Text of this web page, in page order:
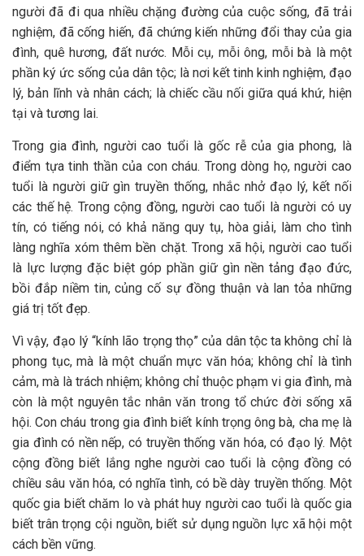
người đã đi qua nhiều chặng đường của cuộc sống, đã trải
nghiệm, đã cống hiến, đã chứng kiến những đổi thay của gia
đình, quê hương, đất nước. Mỗi cụ, mỗi ông, mỗi bà là một
phần ký ức sống của dân tộc; là nơi kết tinh kinh nghiệm, đạo
lý, bản lĩnh và nhân cách; là chiếc cầu nối giữa quá khứ, hiện
tại và tương lai.
Trong gia đình, người cao tuổi là gốc rễ của gia phong, là
điểm tựa tinh thần của con cháu. Trong dòng họ, người cao
tuổi là người giữ gìn truyền thống, nhắc nhở đạo lý, kết nối
các thế hệ. Trong cộng đồng, người cao tuổi là người có uy
tín, có tiếng nói, có khả năng quy tụ, hòa giải, làm cho tình
làng nghĩa xóm thêm bền chặt. Trong xã hội, người cao tuổi
là lực lượng đặc biệt góp phần giữ gìn nền tảng đạo đức,
bồi đắp niềm tin, củng cố sự đồng thuận và lan tỏa những
giá trị tốt đẹp.
Vì vậy, đạo lý “kính lão trọng thọ” của dân tộc ta không chỉ là
phong tục, mà là một chuẩn mực văn hóa; không chỉ là tình
cảm, mà là trách nhiệm; không chỉ thuộc phạm vi gia đình, mà
còn là một nguyên tắc nhân văn trong tổ chức đời sống xã
hội. Con cháu trong gia đình biết kính trọng ông bà, cha mẹ là
gia đình có nền nếp, có truyền thống văn hóa, có đạo lý. Một
cộng đồng biết lắng nghe người cao tuổi là cộng đồng có
chiều sâu văn hóa, có nghĩa tình, có bề dày truyền thống. Một
quốc gia biết chăm lo và phát huy người cao tuổi là quốc gia
biết trân trọng cội nguồn, biết sử dụng nguồn lực xã hội một
cách bền vững.